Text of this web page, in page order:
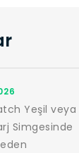
Yeşil veya
Simgesinde